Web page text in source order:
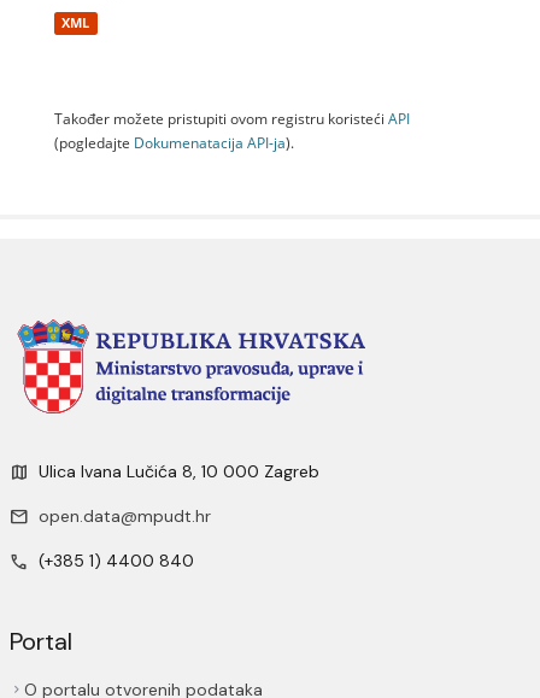
XML
Također možete pristupiti ovom registru koristeći API
(pogledajte Dokumenаtаcijа API-jа).